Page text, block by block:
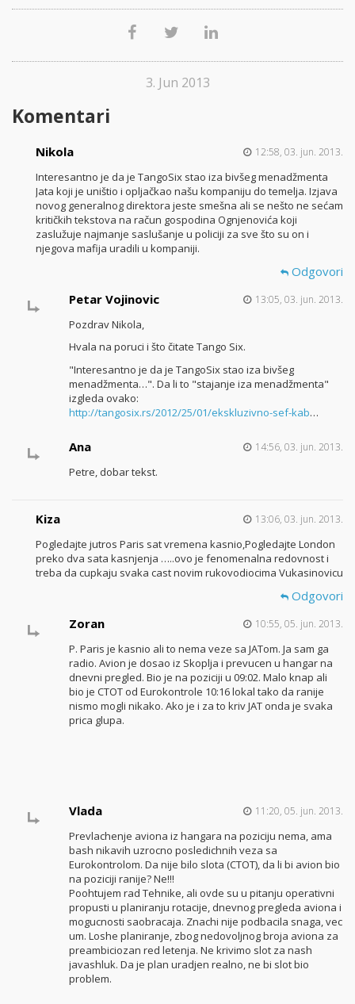
3. Jun 2013
Komentari
Nikola 12:58, 03. jun. 2013.
Interesantno je da je TangoSix stao iza bivšeg menadžmenta
Jata koji je uništio i opljačkao našu kompaniju do temelja. Izjava
novog generalnog direktora jeste smešna ali se nešto ne sećam
kritičkih tekstova na račun gospodina Ognjenovića koji
zaslužuje najmanje saslušanje u policiji za sve što su on i
njegova mafija uradili u kompaniji.
Odgovori
Petar Vojinovic
13:05, 03. jun. 2013.
Pozdrav Nikola,
Hvala na poruci i što čitate Tango Six.
"Interesantno je da je TangoSix stao iza bivšeg
menadžmenta…". Da li to "stajanje iza menadžmenta"
izgleda ovako:
http://tangosix.rs/2012/25/01/ekskluzivno-sef-kab…
Ana 14:56, 03. jun. 2013.
Petre, dobar tekst.
Kiza 13:06, 03. jun. 2013.
Pogledajte jutros Paris sat vremena kasnio,Pogledajte London
preko dva sata kasnjenja …..ovo je fenomenalna redovnost i
treba da cupkaju svaka cast novim rukovodiocima Vukasinovicu
Odgovori
Zoran
10:55, 05. jun. 2013.
P. Paris je kasnio ali to nema veze sa JATom. Ja sam ga
radio. Avion je dosao iz Skoplja i prevucen u hangar na
dnevni pregled. Bio je na poziciji u 09:02. Malo knap ali
bio je CTOT od Eurokontrole 10:16 lokal tako da ranije
nismo mogli nikako. Ako je i za to kriv JAT onda je svaka
prica glupa.
Vlada 11:20, 05. jun. 2013.
Prevlachenje aviona iz hangara na poziciju nema, ama
bash nikavih uzrocno posledichnih veza sa
Eurokontrolom. Da nije bilo slota (CTOT), da li bi avion bio
na poziciji ranije? Ne!!!
Poohtujem rad Tehnike, ali ovde su u pitanju operativni
propusti u planiranju rotacije, dnevnog pregleda aviona i
mogucnosti saobracaja. Znachi nije podbacila snaga, vec
um. Loshe planiranje, zbog nedovoljnog broja aviona za
preambiciozan red letenja. Ne krivimo slot za nash
javashluk. Da je plan uradjen realno, ne bi slot bio
problem.